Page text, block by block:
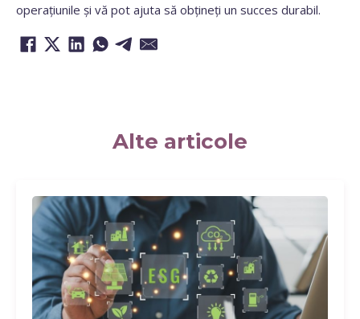
operațiunile și vă pot ajuta să obțineți un succes durabil.
Alte articole